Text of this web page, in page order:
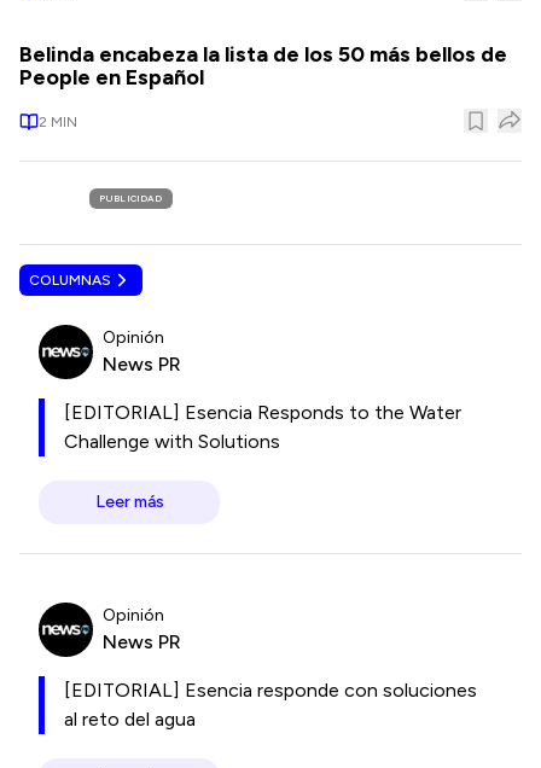
Belinda encabeza la lista de los 50 más bellos de
People en Español
2 MIN
PUBLICIDAD
COLUMNAS
Opinión
News PR
[EDITORIAL] Esencia Responds to the Water
Challenge with Solutions
Leer más
Opinión
News PR
[EDITORIAL] Esencia responde con soluciones
al reto del agua